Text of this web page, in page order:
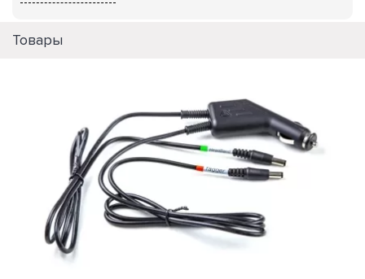
Товары